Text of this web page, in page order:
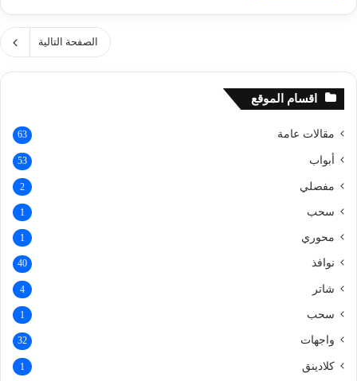
الصفحة التالية
اقسام الموقع
مقالات عامة 63
أبواب 53
مفصلي 2
سحب 1
محوري 1
نوافذ 40
شاتر 4
سحب 1
واجهات 32
كلادينق 1